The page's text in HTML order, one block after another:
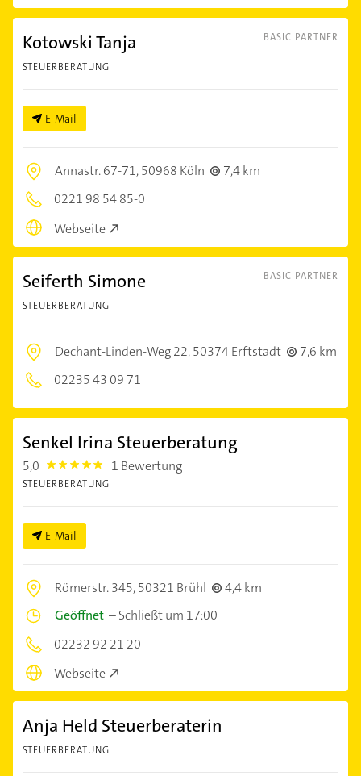
BASIC PARTNER
Kotowski Tanja
STEUERBERATUNG
E-Mail
Annastr. 67-71,50968 Köln
7,4 km
0221 98 54 85-0
Webseite
BASIC PARTNER
Seiferth Simone
STEUERBERATUNG
Dechant-Linden-Weg 22,50374 Erftstadt
7,6 km
02235 43 09 71
Senkel Irina Steuerberatung
5,0 5.0 1 Bewertung
STEUERBERATUNG
E-Mail
Römerstr. 345,50321 Brühl
4,4 km
Geöffnet –Schließt um 17:00
02232 92 21 20
Webseite
Anja Held Steuerberaterin
STEUERBERATUNG